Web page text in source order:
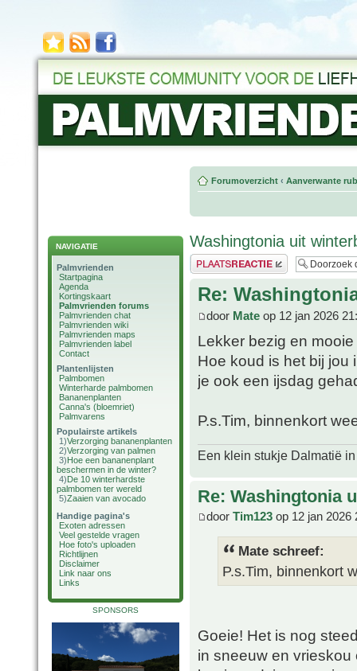
NAVIGATIE
Palmvrienden
Startpagina
Agenda
Kortingskaart
Palmvrienden forums
Palmvrienden chat
Palmvrienden wiki
Palmvrienden maps
Palmvrienden label
Contact
Plantenlijsten
Palmbomen
Winterharde palmbomen
Bananenplanten
Canna's (bloemriet)
Palmvarens
Populairste artikels
1)Verzorging bananenplanten
2)Verzorging van palmen
3)Hoe een bananenplant
beschermen in de winter?
4)De 10 winterhardste
palmbomen ter wereld
5)Zaaien van avocado
Handige pagina's
Exoten adressen
Veel gestelde vragen
Hoe foto's uploaden
Richtlijnen
Disclaimer
Link naar ons
Links
SPONSORS
Forumoverzicht ‹ Aanverwante
Washingtonia uit
Plaats een reactie
Re:
door Mate op 12 jan 2026
Lekker bezig en
Hoe koud is het bij jou
je ook een ijsdag
P.s.Tim, binnenkort
Een klein stukje Dalmatië
Re: Washingtonia
door Tim123 op 12 jan 2026
Mate schreef:
P.s.Tim, binnenkort
Goeie! Het is nog
in sneeuw en